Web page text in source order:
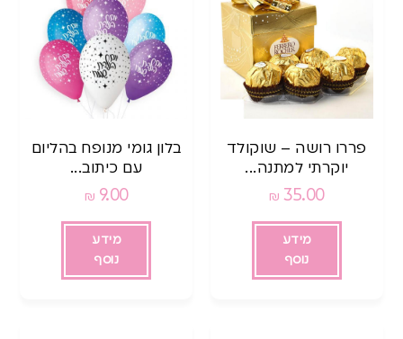
פררו רושה – שוקולד
יוקרתי למתנה...
35.00
₪
מידע
נוסף
בלון גומי מנופח בהליום
עם כיתוב...
9.00
₪
מידע
נוסף